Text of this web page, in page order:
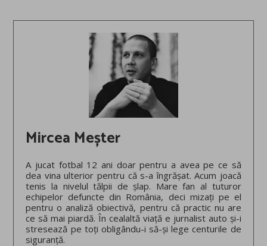
Mircea Meșter
A jucat fotbal 12 ani doar pentru a avea pe ce să
dea vina ulterior pentru că s-a îngrășat. Acum joacă
tenis la nivelul tălpii de șlap. Mare fan al tuturor
echipelor defuncte din România, deci mizați pe el
pentru o analiză obiectivă, pentru că practic nu are
ce să mai piardă. În cealaltă viață e jurnalist auto și-i
stresează pe toți obligându-i să-și lege centurile de
siguranță.